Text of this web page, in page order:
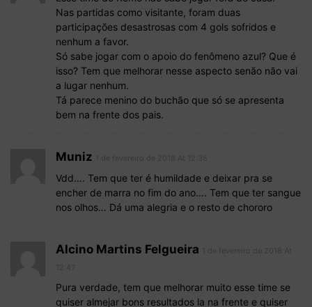
Nas partidas como visitante, foram duas
participações desastrosas com 4 gols sofridos e
nenhum a favor.
Só sabe jogar com o apoio do fenômeno azul? Que é
isso? Tem que melhorar nesse aspecto senão não vai
a lugar nenhum.
Tá parece menino do buchão que só se apresenta
bem na frente dos pais.
Muniz
Vdd…. Tem que ter é humildade e deixar pra se
encher de marra no fim do ano…. Tem que ter sangue
nos olhos… Dá uma alegria e o resto de chororo
Alcino Martins Felgueira
Pura verdade, tem que melhorar muito esse time se
quiser almejar bons resultados la na frente e quiser